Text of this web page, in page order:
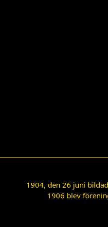
1904, den 26 juni
1906 blev